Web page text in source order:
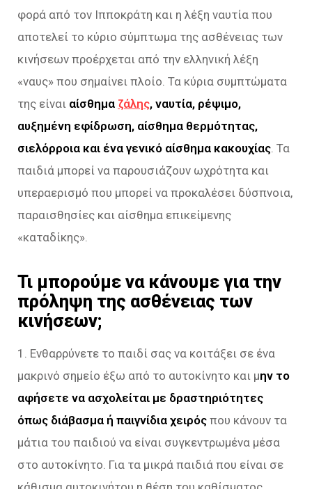
φορά από τον Ιπποκράτη και η λέξη ναυτία που
αποτελεί το κύριο σύμπτωμα της ασθένειας των
κινήσεων προέρχεται από την ελληνική λέξη
«ναυς» που σημαίνει πλοίο. Τα κύρια συμπτώματα
της είναι αίσθημα ζάλης, ναυτία, ρέψιμο,
αυξημένη εφίδρωση, αίσθημα θερμότητας,
σιελόρροια και ένα γενικό αίσθημα κακουχίας . Τα
παιδιά μπορεί να παρουσιάζουν ωχρότητα και
υπεραερισμό που μπορεί να προκαλέσει δύσπνοια,
παραισθησίες και αίσθημα επικείμενης
«καταδίκης».
Τι μπορούμε να κάνουμε για την
πρόληψη της ασθένειας των
κινήσεων;
1. Ενθαρρύνετε το παιδί σας να κοιτάξει σε ένα
μακρινό σημείο έξω από το αυτοκίνητο και μην το
αφήσετε να ασχολείται με δραστηριότητες
όπως διάβασμα ή παιγνίδια χειρός που κάνουν τα
μάτια του παιδιού να είναι συγκεντρωμένα μέσα
στο αυτοκίνητο. Για τα μικρά παιδιά που είναι σε